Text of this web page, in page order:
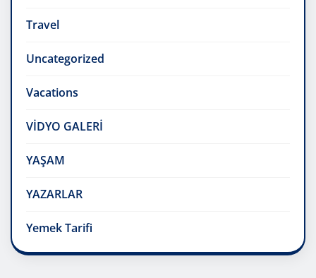
Travel
Uncategorized
Vacations
VİDYO GALERİ
YAŞAM
YAZARLAR
Yemek Tarifi